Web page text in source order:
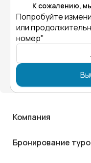
К сожалению,
Попробуйте
или
номер"
Компания
Бронирование